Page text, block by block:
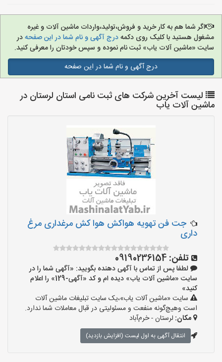
اگر شما هم به کار خرید و فروش،تولید،واردات ماشین آلات و غیره
مشغول هستید با کلیک روی دکمهدرج آگهی و نام شما در این صفحهدر
سایت «ماشین آلات یاب» ثبت نام نموده و سپس خودتان را معرفی کنید.
درج آگهی و نام شما در این صفحه
لیست آخرین شرکت های ثبت نامی استان لرستان در
ماشین آلات یاب
جت فن تهویه هواکش هوا کش مرغداری مرغ
داری
تلفن: 09190236154
لطفا پس از تماس با آگهی دهنده بگویید: «آگهی شما را در
سایت «ماشین آلات یاب» دیده ام و کد «آگهی-129» را اعلام
کنید»
سایت «ماشین آلات یاب»،یک سایت تبلیغات ماشین آلات
است وهیچ‌گونه منفعت و مسئولیتی در قبال معاملات شما ندارد.
مکان: لرستان - خرم‌آباد
انتقال آگهی به اول لیست (افزایش بازدید)